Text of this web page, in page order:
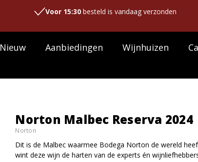
Voor 15:30besteld is vandaag verzonden
Nieuw Aanbiedingen Wijnhuizen
Norton Malbec Reserva 2024
Norton
Dit is de Malbec waarmee Bodega Norton de wereld
wint deze wijn de harten van de experts én